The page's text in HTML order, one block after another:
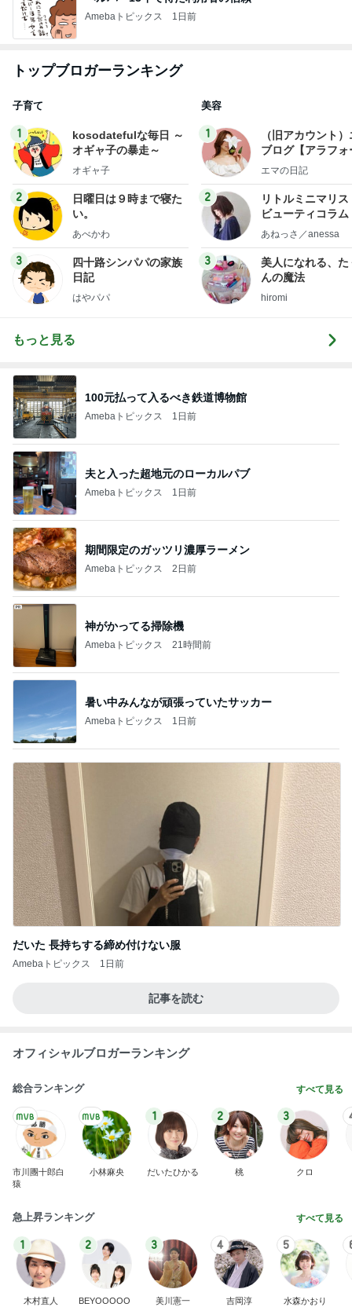
Amebaトピックス 1日前
トップブロガーランキング
子育て
1
kosodatefulな毎日 ～
オギャ子の暴走～
オギャ子
2
日曜日は９時まで寝た
い。
あべかわ
3
四十路シンパパの家族
日記
はやパパ
美容
1
（旧アカウント
ブログ【アラフォ
社売却セカンドラ
エマの日記
2
リトルミニマリス
ビューティコラ
little
あねっさ／anessa
3
美人になれる、た
んの魔法
hiromi
もっと見る
100元払って入るべき鉄道博物館
Amebaトピックス 1日前
夫と入った超地元のローカルパブ
Amebaトピックス 1日前
期間限定のガッツリ濃厚ラーメン
Amebaトピックス 2日前
神がかってる掃除機
Amebaトピックス 21時間前
暑い中みんなが頑張っていたサッカー
Amebaトピックス 1日前
だいた 長持ちする締め付けない服
Amebaトピックス 1日前
記事を読む
オフィシャルブロガーランキング
総合ランキング すべて見る
市川團十郎白
猿
小林麻央
1
だいたひかる
2
桃
3
クロ
急上昇ランキング すべて見る
1
木村直人
2
BEYOOOOO
3
美川憲一
4
吉岡淳
5
水森かおり